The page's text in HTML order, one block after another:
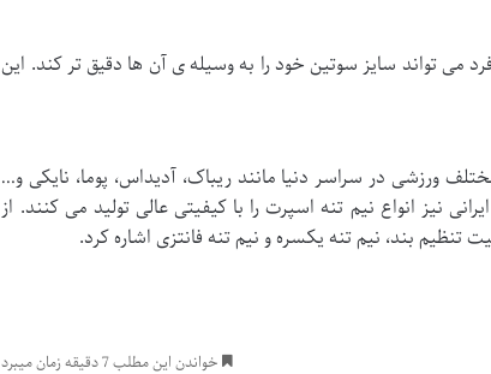
می تواند سایز سوتین خود را به وسیله ی آن ها دقیق تر کند. این
ورزشی در سراسر دنیا مانند ریباک، آدیداس، پوما، نایکی و…
نیز انواع نیم تنه اسپرت را با کیفیتی عالی تولید می کنند. از
تنظیم بند، نیم تنه یکسره و نیم تنه فانتزی اشاره کرد.
خواندن این مطلب 7 دقیقه زمان میبرد